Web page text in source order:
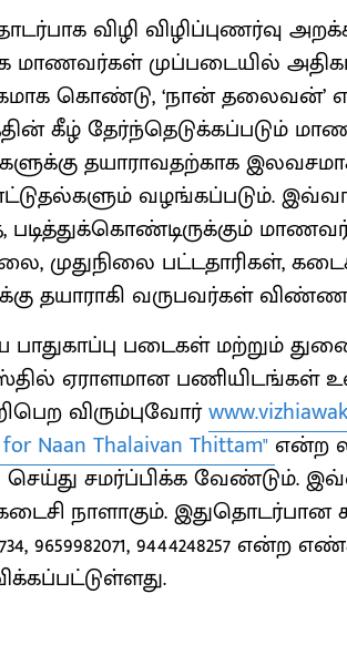
விழி விழிப்புணர்வு
மாணவர்கள் முப்படையில்
கொண்டு, ‘நான் தலைவன்’
கீழ் தேர்ந்தெடுக்கப்படும்
தயாராவதற்காக
வழங்கப்படும்.
படித்துக்கொண்டிருக்கும்
முதுநிலை பட்டதாரிகள்,
தயாராகி வருபவர்கள்
பாதுகாப்பு படைகள் மற்றும்
ஏராளமான பணியிடங்கள்
விரும்புவோர்
Naan Thalaivan Thittam"என்ற
செய்து சமர்ப்பிக்க வேண்டும்.
நாளாகும். இதுதொடர்பான
9659982071,